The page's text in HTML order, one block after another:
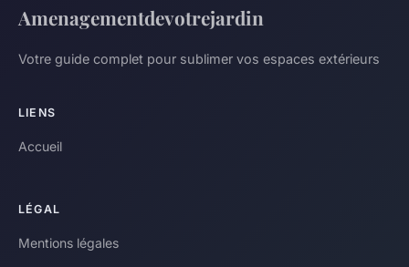
Amenagementdevotrejardin
Votre guide complet pour sublimer vos espaces extérieurs
LIENS
Accueil
LÉGAL
Mentions légales